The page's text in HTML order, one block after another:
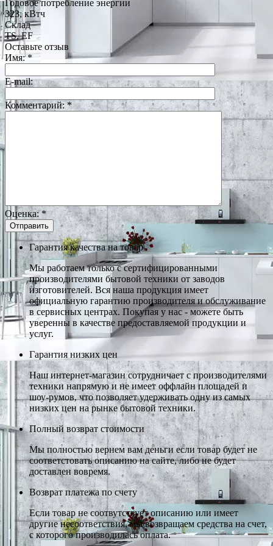
Годовое потребление энергии
323, кВтч
Склад
TS, EF
Оставьте отзыв
Имя:*
E-mail:
Комментарий:*
Оценка:*
Гарантия качества на товар
Мы работаем только с сертифицированными
производителями бытовой техники от заводов
изготовителей. Вся наша продукция имеет
официальную гарантию производителя и обслуживание
в сервисных центрах. Покупая у нас - можете быть
уверенны в качестве предоставляемой продукции и
услуг.
Гарантия низких цен
Наш интернет-магазин сотрудничает с производителями
техники напрямую и не имеет оффлайн площадей и
шоу-румов, что позволяет удерживать одну из самых
низких цен на рынке бытовой техники.
Полный возврат стоимости
Мы полностью вернем вам деньги если товар будет не
соответстовать описанию на сайте, либо не будет
доставлен вовремя.
Возврат платежа по счету
Если товар не соотвутствует описанию или имеет
другие несоответствия, мы возвращаем средства на счет,
с которого производилась оплата.